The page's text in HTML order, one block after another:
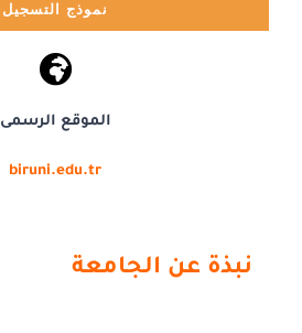
نموذج التسجيل
الموقع الرسمى
biruni.edu.tr
نبذة عن الجامعة